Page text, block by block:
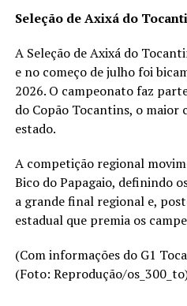
Seleção de Axixá do
A Seleção de Axixá do
e no começo de julho foi
2026. O campeonato faz
do Copão Tocantins, o maior
estado.
A competição regional
Bico do Papagaio, definindo
a grande final regional e,
estadual que premia os
(Com informações do G1
(Foto: Reprodução/